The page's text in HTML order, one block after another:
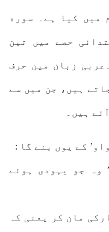
میں کیا ہے۔ سوره
حصے میں تین
زبان مین حرف
کیے جاتے ہیں، جن میں سے
ہیں۔
کے یوں بنے گا :
وہ جو یہودی ہوئے
مان کر یعنی کہ